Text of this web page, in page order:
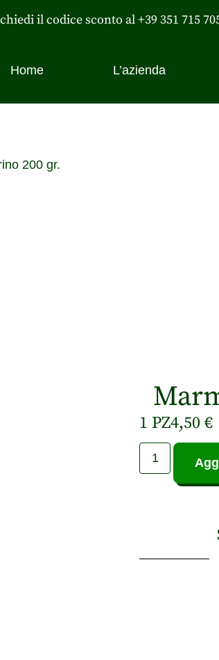
il codice sconto al +39 351 715
Home L’azienda
200 gr.
1 PZ4,50 €